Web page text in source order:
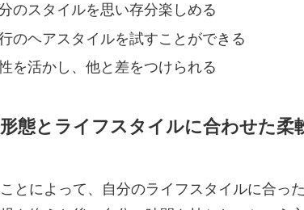
のスタイルを思い存分楽しめる
のヘアスタイルを試すことができる
を活かし、他と差をつけられる
態とライフスタイルに合わせた柔
とによって、自分のライフスタイルに合っ